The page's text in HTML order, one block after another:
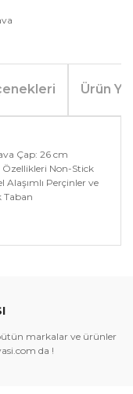
Ürün
Çap: 26 cm
Özellikleri Non-Stick
Alaşımlı Perçinler ve
Taban
ve
markalar ve ürünler
da !